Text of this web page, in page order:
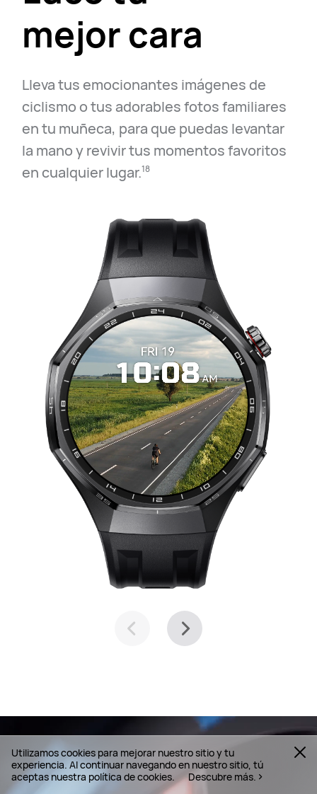
Utilizamos cookies para mejorar nuestro sitio y tu
experiencia. Al continuar navegando en nuestro sitio, tú
aceptas nuestra política de cookies.
Descubre más.
mejor cara
Lleva tus emocionantes imágenes de
ciclismo o tus adorables fotos familiares
en tu muñeca, para que puedas levantar
la mano y revivir tus momentos favoritos
en cualquier⁠ lugar.⁠18